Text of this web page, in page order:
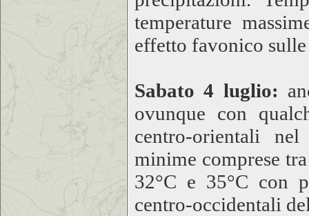
temperature
effetto favonico
Sabato 4 luglio:
ovunque con
centro-orientali
minime comprese
32°C e 35°C con
centro-occidentali